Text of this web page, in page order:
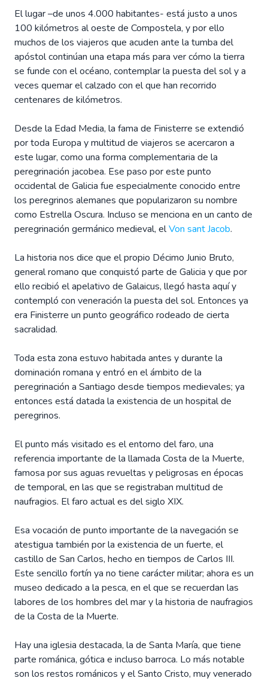
El lugar –de unos 4.000 habitantes- está justo a unos
100 kilómetros al oeste de Compostela, y por ello
muchos de los viajeros que acuden ante la tumba del
apóstol continúan una etapa más para ver cómo la tierra
se funde con el océano, contemplar la puesta del sol y a
veces quemar el calzado con el que han recorrido
centenares de kilómetros.
Desde la Edad Media, la fama de Finisterre se extendió
por toda Europa y multitud de viajeros se acercaron a
este lugar, como una forma complementaria de la
peregrinación jacobea. Ese paso por este punto
occidental de Galicia fue especialmente conocido entre
los peregrinos alemanes que popularizaron su nombre
como Estrella Oscura. Incluso se menciona en un canto de
peregrinación germánico medieval, elVon sant Jacob.
La historia nos dice que el propio Décimo Junio Bruto,
general romano que conquistó parte de Galicia y que por
ello recibió el apelativo de Galaicus, llegó hasta aquí y
contempló con veneración la puesta del sol. Entonces ya
era Finisterre un punto geográfico rodeado de cierta
sacralidad.
Toda esta zona estuvo habitada antes y durante la
dominación romana y entró en el ámbito de la
peregrinación a Santiago desde tiempos medievales; ya
entonces está datada la existencia de un hospital de
peregrinos.
El punto más visitado es el entorno del faro, una
referencia importante de la llamada Costa de la Muerte,
famosa por sus aguas revueltas y peligrosas en épocas
de temporal, en las que se registraban multitud de
naufragios. El faro actual es del siglo XIX.
Esa vocación de punto importante de la navegación se
atestigua también por la existencia de un fuerte, el
castillo de San Carlos, hecho en tiempos de Carlos III.
Este sencillo fortín ya no tiene carácter militar; ahora es un
museo dedicado a la pesca, en el que se recuerdan las
labores de los hombres del mar y la historia de naufragios
de la Costa de la Muerte.
Hay una iglesia destacada, la de Santa María, que tiene
parte románica, gótica e incluso barroca. Lo más notable
son los restos románicos y el Santo Cristo, muy venerado